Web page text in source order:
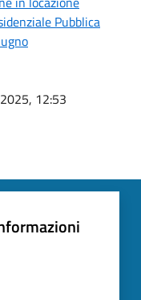
Pubblica
12:53